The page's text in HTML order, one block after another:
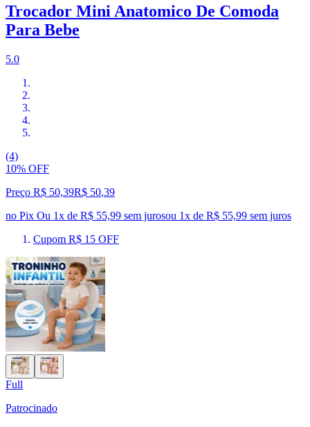
Trocador Mini Anatomico De Comoda
Para Bebe
5.0
(4)
10% OFF
Preço R$ 50,39R$ 50,39
no Pix Ou 1x de R$ 55,99 sem jurosou 1x de R$ 55,99 sem juros
Cupom R$ 15 OFF
Full
Patrocinado